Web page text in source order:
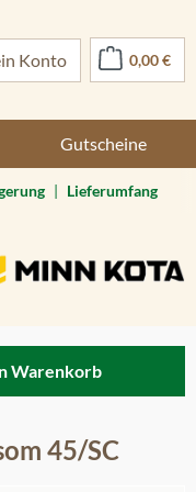
Konto 0,00 €
Gutscheine
| Lieferumfang
Warenkorb
45/SC